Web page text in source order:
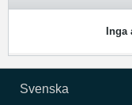
Svenska